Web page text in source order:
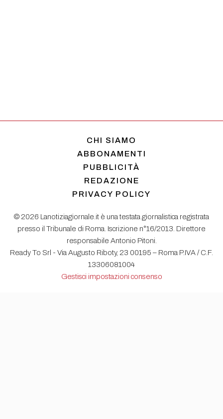
CHI SIAMO
ABBONAMENTI
PUBBLICITÀ
REDAZIONE
PRIVACY POLICY
© 2026 Lanotiziagiornale.it è una testata giornalistica registrata
presso il Tribunale di Roma. Iscrizione n°16/2013. Direttore
responsabile Antonio Pitoni.
Ready To Srl - Via Augusto Riboty, 23 00195 – Roma P.IVA / C.F.
13306081004
Gestisci impostazioni consenso